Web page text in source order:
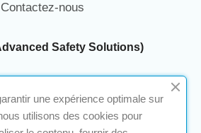
Contactez-nous
Safety Solutions)
Berthelot Anthelios Bâtiment E
une expérience optimale sur
utilisons des cookies pour